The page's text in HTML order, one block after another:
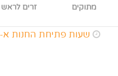
מתוקים זרים לראש
שעות פתיחת החנות א-ה: 9:00 - 18:00 -